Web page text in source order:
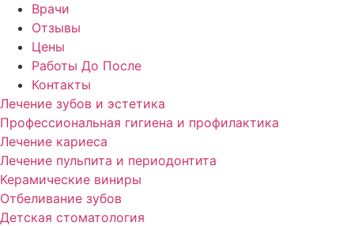
Врачи
Отзывы
Цены
Работы До После
Контакты
Лечение зубов и эстетика
Профессиональная гигиена и профилактика
Лечение кариеса
Лечение пульпита и периодонтита
Керамические виниры
Отбеливание зубов
Детская стоматология